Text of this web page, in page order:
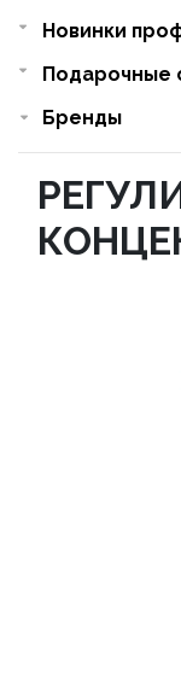
Новинки
Подарочные
Бренды